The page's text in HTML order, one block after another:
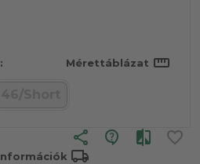
Mérettáblázat straighten
share
local_shipping